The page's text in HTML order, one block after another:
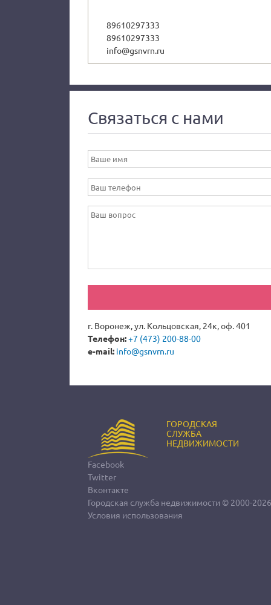
89610297333
89610297333
info@gsnvrn.ru
Связаться с нами
г. Воронеж, ул. Кольцовская, 24к, оф. 401
Телефон:+7 (473) 200-88-00
e-mail: info@gsnvrn.ru
ГОРОДСКАЯ
СЛУЖБА
НЕДВИЖИМОСТИ
Facebook
Twitter
Вконтакте
Городская служба недвижимости © 2000-2026
Условия использования